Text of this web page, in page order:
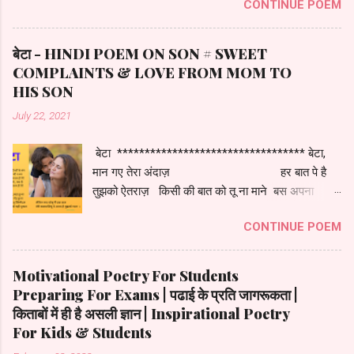
CONTINUE POEM
बेटा - HINDI POEM ON SON # SWEET
COMPLAINTS & LOVE FROM MOM TO
HIS SON
July 22, 2021
बेटा ********************************** बेटा,
मान गए तेरा अंदाज़ हर बात पे है
तुझको ऐतराज़ किसी की बात को तू ना माने बस अपना
आदत कभी ना सुधरे हर दिन एक नया बहाना है बस किताबों
से जी चुराना है सारा दिन खेल और मस्ती है वो भी तुझको कम
लगती है दिन बीते पूरा दोस्तों के संग घर में लगता कभी न
मन जवाबो में भी सवाल है तेरे क्यों , कब , कैसे , क्या है ये तो
तकिए कलाम है तेरे सब कहते है तू बड़ा हुआ जैसे ख़जूर का
पेड़ हुआ अब तो हो जा तू जिम्मेदार हर माँ की बेटे से यही
पुकार लेकिन सच बोलू मैं एक बात तेरी बादमाशियूं पे आता है
CONTINUE POEM
Motivational Poetry For Students
Preparing For Exams | पढाई के प्रति जागरूकता |
किताबों में ही है असली ज्ञान | Inspirational Poetry
For Kids & Students